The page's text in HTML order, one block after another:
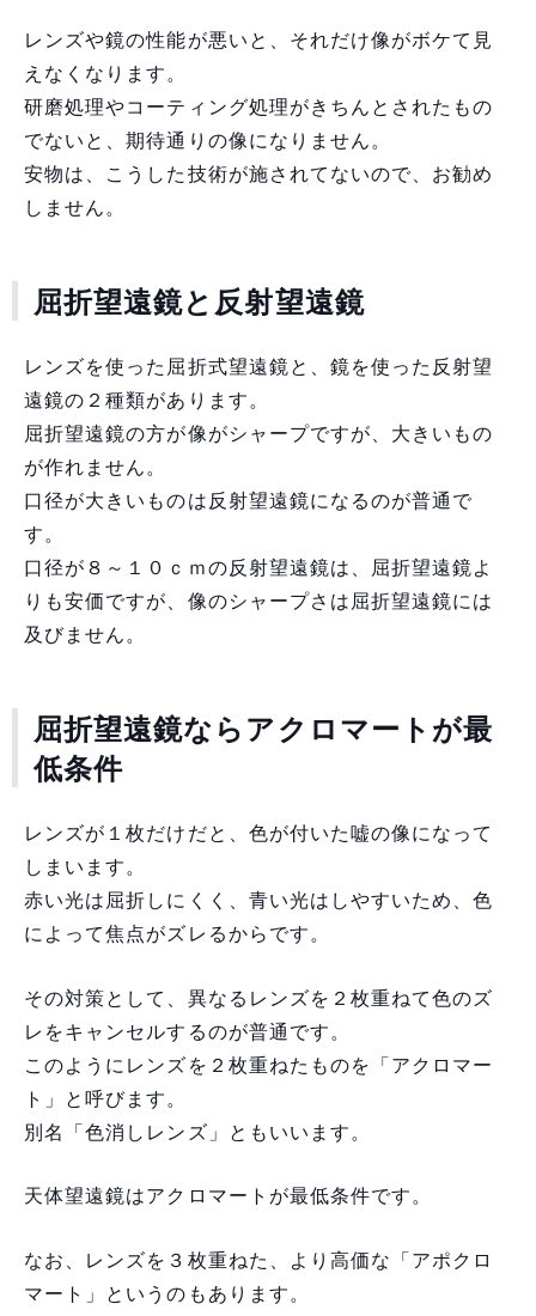
レンズや鏡の性能が悪いと、それだけ像がボケて見
えなくなります。
研磨処理やコーティング処理がきちんとされたもの
でないと、期待通りの像になりません。
安物は、こうした技術が施されてないので、お勧め
しません。
屈折望遠鏡と反射望遠鏡
レンズを使った屈折式望遠鏡と、鏡を使った反射望
遠鏡の２種類があります。
屈折望遠鏡の方が像がシャープですが、大きいもの
が作れません。
口径が大きいものは反射望遠鏡になるのが普通で
す。
口径が８～１０ｃｍの反射望遠鏡は、屈折望遠鏡よ
りも安価ですが、像のシャープさは屈折望遠鏡には
及びません。
屈折望遠鏡ならアクロマートが最
低条件
レンズが１枚だけだと、色が付いた嘘の像になって
しまいます。
赤い光は屈折しにくく、青い光はしやすいため、色
によって焦点がズレるからです。
その対策として、異なるレンズを２枚重ねて色のズ
レをキャンセルするのが普通です。
このようにレンズを２枚重ねたものを「アクロマー
ト」と呼びます。
別名「色消しレンズ」ともいいます。
天体望遠鏡はアクロマートが最低条件です。
なお、レンズを３枚重ねた、より高価な「アポクロ
マート」というのもあります。